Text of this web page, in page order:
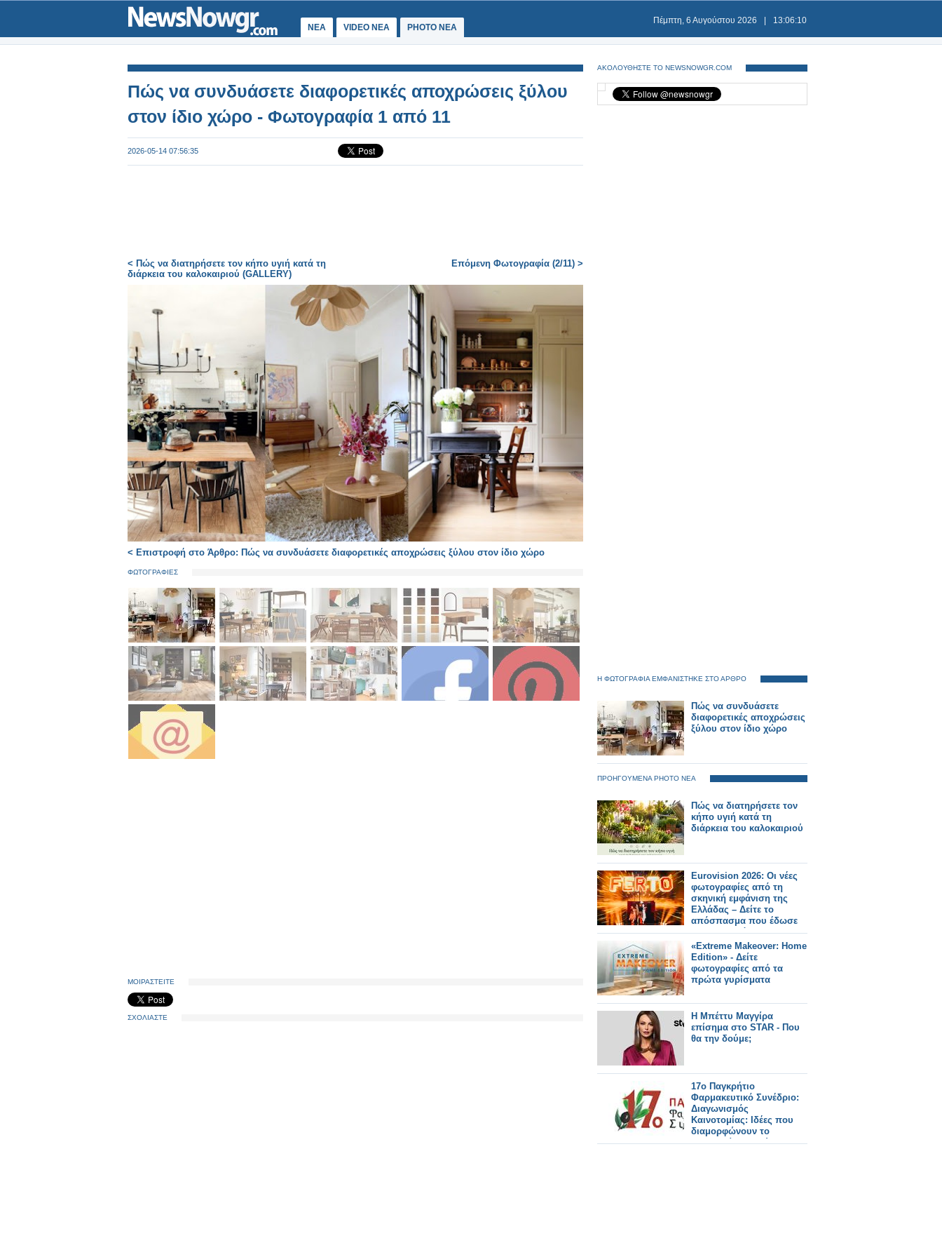
ΝΕΑ VIDEO NEA PHOTO NEA
Πέμπτη, 6 Αυγούστου 2026 13:06:11
Πώς να συνδυάσετε διαφορετικές αποχρώσεις ξύλου
στον ίδιο χώρο - Φωτογραφία 1 από 11
2026-05-14 07:56:35
< Πώς να διατηρήσετε τον κήπο υγιή κατά τη
διάρκεια του καλοκαιριού (GALLERY)
Επόμενη Φωτογραφία (2/11) >
< Επιστροφή στο Άρθρο: Πώς να συνδυάσετε διαφορετικές αποχρώσεις ξύλου στον ίδιο χώρο
ΦΩΤΟΓΡΑΦΙΕΣ
ΜΟΙΡΑΣΤΕΙΤΕ
ΣΧΟΛΙΑΣΤΕ
ΑΚΟΛΟΥΘΗΣΤΕ ΤΟ NEWSNOWGR.COM
Η ΦΩΤΟΓΡΑΦΙΑ ΕΜΦΑΝΙΣΤΗΚΕ ΣΤΟ ΑΡΘΡΟ
Πώς να συνδυάσετε
διαφορετικές αποχρώσεις
ξύλου στον ίδιο χώρο
ΠΡΟΗΓΟΥΜΕΝΑ PHOTO ΝΕΑ
Πώς να διατηρήσετε τον
κήπο υγιή κατά τη
διάρκεια του καλοκαιριού
Eurovision 2026: Οι νέες
φωτογραφίες από τη
σκηνική εμφάνιση της
Ελλάδας – Δείτε το
απόσπασμα που έδωσε
στη δημοσιότητα η ΕΡΤ
«Extreme Makeover: Home
Edition» - Δείτε
φωτογραφίες από τα
πρώτα γυρίσματα
Η Μπέττυ Μαγγίρα
επίσημα στο STAR - Που
θα την δούμε;
17ο Παγκρήτιο
Φαρμακευτικό Συνέδριο:
Διαγωνισμός
Καινοτομίας: Ιδέες που
διαμορφώνουν το
φαρμακείο του αύριο